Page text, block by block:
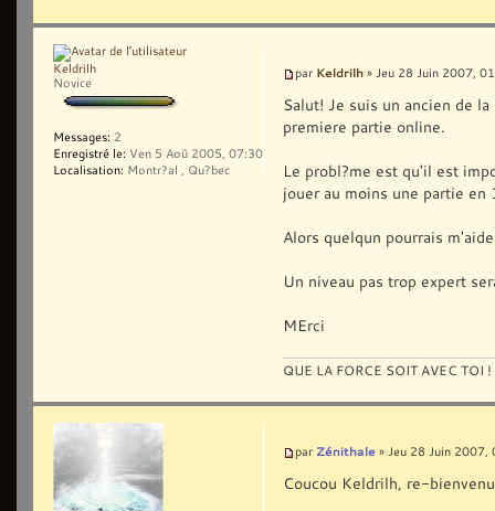
par Keldrilh » Jeu 28 Juin 2007,
Salut! Je suis un ancien de
premiere partie online.
Le probl?me est qu'il est
jouer au moins une partie
Alors quelqun pourrais
Un niveau pas trop expert
MErci
QUE LA FORCE SOIT AVEC TOI !
Keldrilh
Novice
Messages: 2
Enregistré le: Ven 5 Aoû 2005, 07:30
Localisation: Montr?al , Qu?bec
par Zénithale » Jeu 28 Juin 2007,
Coucou Keldrilh, re-